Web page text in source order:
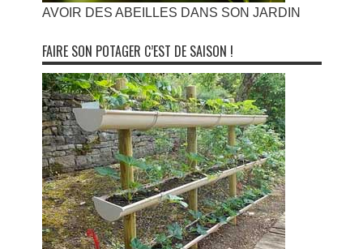
AVOIR DES ABEILLES DANS SON JARDIN
FAIRE SON POTAGER C’EST DE SAISON !